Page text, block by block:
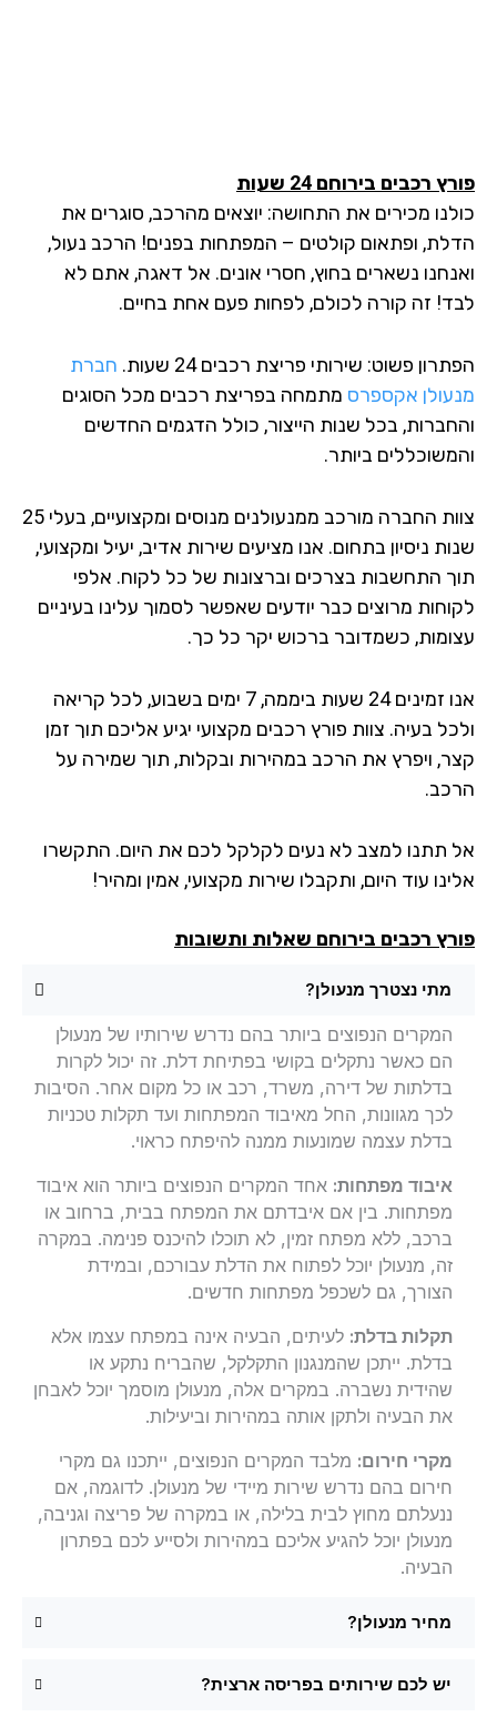
רכבים בירוחם 24 שעות
מכירים את התחושה: יוצאים מהרכב, סוגרים את
ופתאום קולטים – המפתחות בפנים! הרכב נעול,
נשארים בחוץ, חסרי אונים. אל דאגה, אתם לא
זה קורה לכולם, לפחות פעם אחת בחיים.
פשוט: שירותי פריצת רכבים 24 שעות.
חברת
אקספרסמתמחה בפריצת רכבים מכל הסוגים
בכל שנות הייצור, כולל הדגמים החדשים
ביותר.
צוות החברה מורכב ממנעולנים מנוסים ומקצועיים, בעלי 25
ניסיון בתחום. אנו מציעים שירות אדיב, יעיל ומקצועי,
התחשבות בצרכים וברצונות של כל לקוח. אלפי
מרוצים כבר יודעים שאפשר לסמוך עלינו בעיניים
כשמדובר ברכוש יקר כל כך.
אנו זמינים 24 שעות ביממה, 7 ימים בשבוע, לכל קריאה
בעיה. צוות פורץ רכבים מקצועי יגיע אליכם תוך זמן
ויפרץ את הרכב במהירות ובקלות, תוך שמירה על
תתנו למצב לא נעים לקלקל לכם את היום. התקשרו
עוד היום, ותקבלו שירות מקצועי, אמין ומהיר!
רכבים בירוחם שאלות ותשובות
מתי נצטרך מנעולן?
המקרים הנפוצים ביותר בהם נדרש שירותיו של מנעולן
הם כאשר נתקלים בקושי בפתיחת דלת. זה יכול לקרות
בדלתות של דירה, משרד, רכב או כל מקום אחר. הסיבות
לכך מגוונות, החל מאיבוד המפתחות ועד תקלות טכניות
בדלת עצמה שמונעות ממנה להיפתח כראוי.
איבוד מפתחות:אחד המקרים הנפוצים ביותר הוא איבוד
מפתחות. בין אם איבדתם את המפתח בבית, ברחוב או
ברכב, ללא מפתח זמין, לא תוכלו להיכנס פנימה. במקרה
זה, מנעולן יוכל לפתוח את הדלת עבורכם, ובמידת
הצורך, גם לשכפל מפתחות חדשים.
תקלות בדלת:לעיתים, הבעיה אינה במפתח עצמו אלא
בדלת. ייתכן שהמנגנון התקלקל, שהבריח נתקע או
שהידית נשברה. במקרים אלה, מנעולן מוסמך יוכל לאבחן
את הבעיה ולתקן אותה במהירות וביעילות.
מקרי חירום:מלבד המקרים הנפוצים, ייתכנו גם מקרי
חירום בהם נדרש שירות מיידי של מנעולן. לדוגמה, אם
ננעלתם מחוץ לבית בלילה, או במקרה של פריצה וגניבה,
מנעולן יוכל להגיע אליכם במהירות ולסייע לכם בפתרון
הבעיה.
מחיר מנעולן?
יש לכם שירותים בפריסה ארצית?